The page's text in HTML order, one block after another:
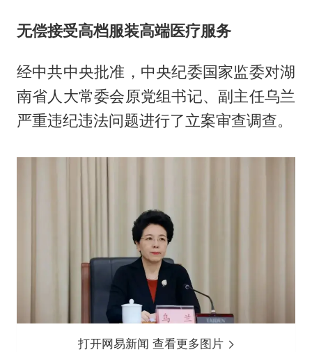
无偿接受高档服装高端医疗服务
经中共中央批准，中央纪委国家监委对湖
南省人大常委会原党组书记、副主任乌兰
严重违纪违法问题进行了立案审查调查。
打开网易新闻 查看更多图片